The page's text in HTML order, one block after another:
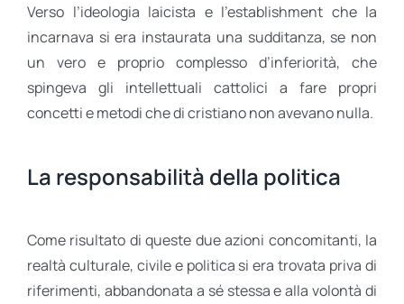
Verso l’ideologia laicista e l’establishment che la
incarnava si era instaurata una sudditanza, se non
un vero e proprio complesso d’inferiorità, che
spingeva gli intellettuali cattolici a fare propri
concetti e metodi che di cristiano non avevano nulla.
La responsabilità della politica
Come risultato di queste due azioni concomitanti, la
realtà culturale, civile e politica si era trovata priva di
riferimenti, abbandonata a sé stessa e alla volontà di